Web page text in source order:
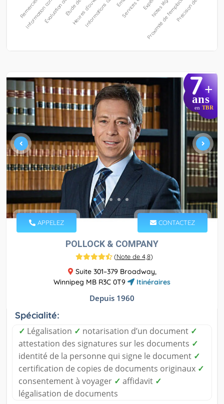
7+
ans
en TBR
APPELEZ CONTACTEZ
POLLOCK & COMPANY
(Note de 4,8)
Suite 301–379 Broadway,
Winnipeg MB R3C 0T9
Itinéraires
Depuis 1960
Spécialité:
✓ Légalisation ✓ notarisation d’un document ✓
attestation des signatures sur les documents ✓
identité de la personne qui signe le document ✓
certification de copies de documents originaux ✓
consentement à voyager ✓ affidavit ✓
légalisation de documents